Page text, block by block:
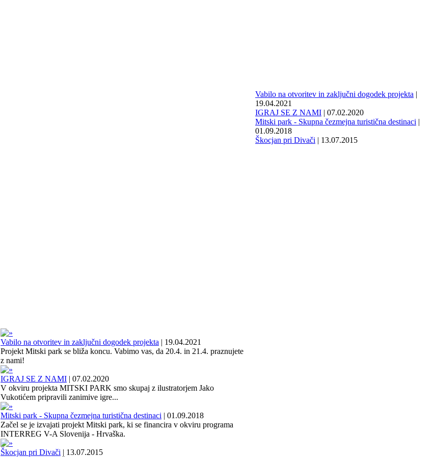
Vabilo na otvoritev in zaključni dogodek projekta |
19.04.2021
IGRAJ SE Z NAMI | 07.02.2020
Mitski park - Skupna čezmejna turistična destinaci |
01.09.2018
Škocjan pri Divači | 13.07.2015
Vabilo na otvoritev in zaključni dogodek projekta | 19.04.2021
Projekt Mitski park se bliža koncu. Vabimo vas, da 20.4. in 21.4. praznujete
z nami!
IGRAJ SE Z NAMI | 07.02.2020
V okviru projekta MITSKI PARK smo skupaj z ilustratorjem Jako
Vukotićem pripravili zanimive igre...
Mitski park - Skupna čezmejna turistična destinaci | 01.09.2018
Začel se je izvajati projekt Mitski park, ki se financira v okviru programa
INTERREG V-A Slovenija - Hrvaška.
Škocjan pri Divači | 13.07.2015